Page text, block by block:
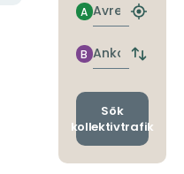
Avresa
A
Hitta
Ankomst
B
Byt
och
Sök
kollektivtrafik